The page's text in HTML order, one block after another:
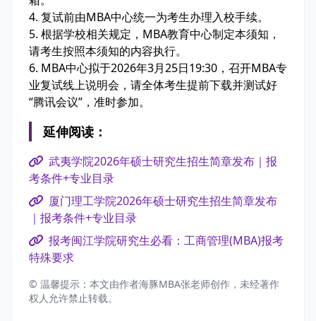
4. 复试前由MBA中心统一为考生办理入校手续。
5. 根据学校相关规定，MBA教育中心制定本须知，
请考生按照本须知的内容执行。
6. MBA中心拟于2026年3月25日19:30，召开MBA专
业复试线上说明会，请全体考生提前下载并测试好
“腾讯会议”，准时参加。
延伸阅读：
武夷学院2026年硕士研究生招生简章发布｜报
考条件+专业目录
厦门理工学院2026年硕士研究生招生简章发布
｜报考条件+专业目录
报考闽江学院研究生必看：工商管理(MBA)报考
特殊要求
© 温馨提示：本文由作者海豚MBA张老师创作，未经著作
权人允许禁止转载。